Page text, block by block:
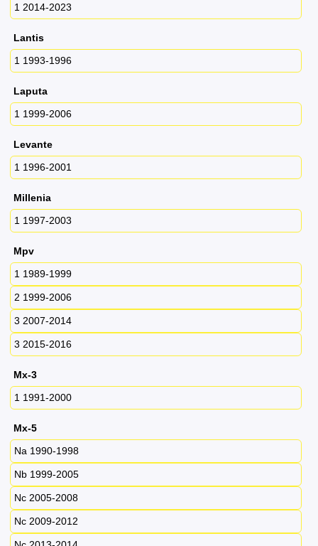
1 2014-2023
Lantis
1 1993-1996
Laputa
1 1999-2006
Levante
1 1996-2001
Millenia
1 1997-2003
Mpv
1 1989-1999
2 1999-2006
3 2007-2014
3 2015-2016
Mx-3
1 1991-2000
Mx-5
Na 1990-1998
Nb 1999-2005
Nc 2005-2008
Nc 2009-2012